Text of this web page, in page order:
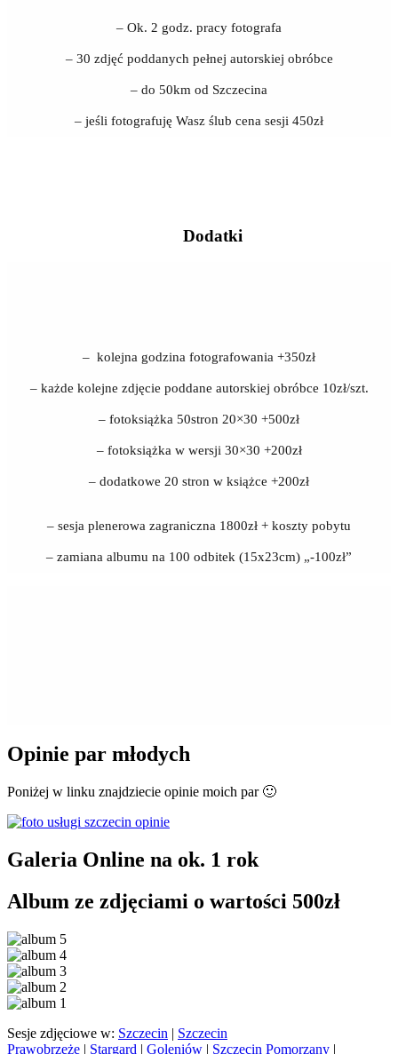
– Ok. 2 godz. pracy fotografa
– 30 zdjęć poddanych pełnej autorskiej obróbce
– do 50km od Szczecina
– jeśli fotografuję Wasz ślub cena sesji 450zł
Dodatki
– kolejna godzina fotografowania +350zł
– każde kolejne zdjęcie poddane autorskiej obróbce 10zł/szt.
– fotoksiążka 50stron 20×30 +500zł
– fotoksiążka w wersji 30×30 +200zł
– dodatkowe 20 stron w książce +200zł
– sesja plenerowa zagraniczna 1800zł + koszty pobytu
– zamiana albumu na 100 odbitek (15x23cm) „-100zł”
Opinie par młodych
Poniżej w linku znajdziecie opinie moich par 🙂
Galeria Online na ok. 1 rok
Album ze zdjęciami o wartości 500zł
Sesje zdjęciowe w: Szczecin | Szczecin
Prawobrzeże | Stargard | Goleniów | Szczecin Pomorzany |